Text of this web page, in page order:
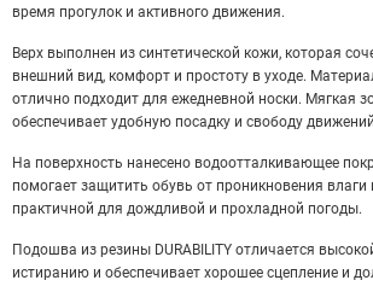
время прогулок и активного движения.
Верх выполнен из синтетической кожи, которая
внешний вид, комфорт и простоту в уходе.
отлично подходит для ежедневной носки. Мягкая
обеспечивает удобную посадку и свободу
На поверхность нанесено водоотталкивающее
помогает защитить обувь от проникновения влаги
практичной для дождливой и прохладной погоды.
Подошва из резины DURABILITY отличается
истиранию и обеспечивает хорошее сцепление и